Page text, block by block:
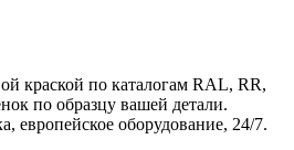
краской по каталогам RAL, RR,
по образцу вашей детали.
европейское оборудование, 24/7.